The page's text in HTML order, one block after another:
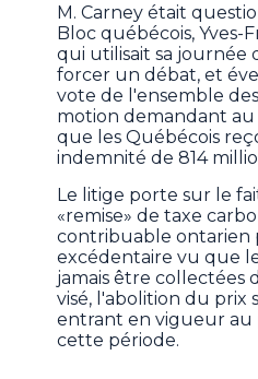
M. Carney était
Bloc québécois, Yves-
qui utilisait sa journée
forcer un débat, et
vote de l'ensemble
motion demandant
que les Québécois
indemnité de 814
Le litige porte sur le
«remise» de taxe
contribuable ontarien
excédentaire vu que
jamais être collectées
visé, l'abolition du prix
entrant en vigueur au
cette période.